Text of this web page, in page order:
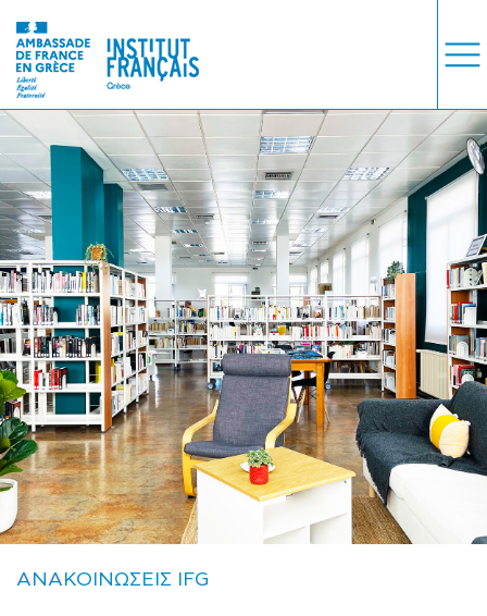
ΜΑΘΗΜΑΤΑ
ΕΞΕΤΑΣΕΙΣ
ΣΠΟΥΔΕΣ
ΣΥΝΕΡΓΕΙΕΣ
ΒΙΒΛΙΟΘΗΚΗ
ΑΝΑΚΟΙΝΩΣΕΙΣ IFG